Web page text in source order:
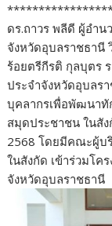
ดร.ถาวร พลีดี ผู้อำน
จังหวัดอุบลราชธานี
ร้อยตรีกีรติ กุลบุตร
ประจำจังหวัดอุบลร
บุคลากรเพื่อพัฒนา
สมุดประชาชน ในสั
2568 โดยมีคณะผู้บ
ในสังกัด เข้าร่วมโค
จังหวัดอุบลราชธานี